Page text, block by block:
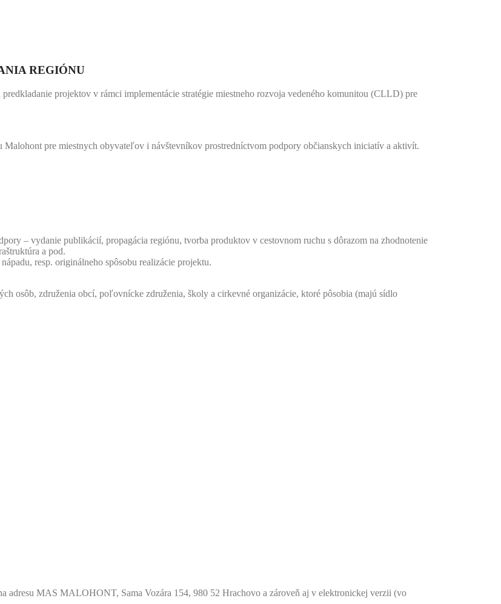
REGIÓNU
projektov v rámci implementácie stratégie miestneho rozvoja vedeného komunitou (CLLD) pre
pre miestnych obyvateľov i návštevníkov prostredníctvom podpory občianskych iniciatív a aktivít.
– vydanie publikácií, propagácia regiónu, tvorba produktov v cestovnom ruchu s dôrazom na zhodnotenie
a pod.
resp. originálneho spôsobu realizácie projektu.
osôb, združenia obcí, poľovnícke združenia, školy a cirkevné organizácie, ktoré pôsobia (majú sídlo
adresu MAS MALOHONT, Sama Vozára 154, 980 52 Hrachovo a zároveň aj v elektronickej verzii (vo